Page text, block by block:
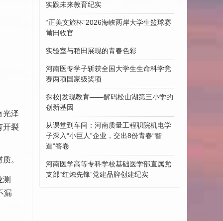
光泽
开裂
。
测
漏
实践未来教育纪实
“正美文旅杯”​2026海峡两岸大学生篮球赛
莆田收官
实验室与稻田展现的青春色彩
河南医专学子斩获全国大学生生命科学竞
赛两项国家级奖项
探校|发现教育——解码松山湖第三小学的
创新基因
从课堂到车间：河南质量工程职院机电学
子深入“小巨人”企业，交出8份青春“智
造”答卷
河南医学高等专科学校基础医学部直属党
支部“红烛先锋”党建品牌创建纪实